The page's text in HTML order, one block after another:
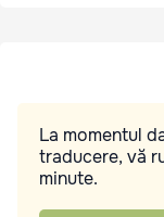
La momentul
traducere, vă
minute.